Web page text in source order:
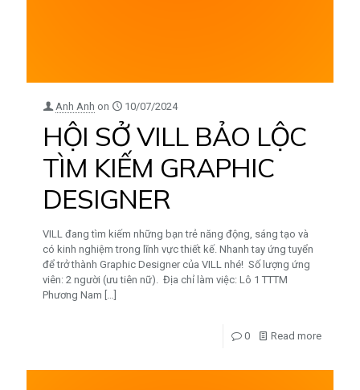
Anh Anh on 10/07/2024
HỘI SỞ VILL BẢO LỘC
TÌM KIẾM GRAPHIC
DESIGNER
VILL đang tìm kiếm những bạn trẻ năng động, sáng tạo và
có kinh nghiệm trong lĩnh vực thiết kế. Nhanh tay ứng tuyển
để trở thành Graphic Designer của VILL nhé! Số lượng ứng
viên: 2 người (ưu tiên nữ). Địa chỉ làm việc: Lô 1 TTTM
Phương Nam […]
0 Read more